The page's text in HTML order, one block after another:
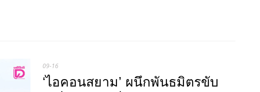
09-16
‘ไอคอนสยาม’ ผนึกพันธมิตรขับ